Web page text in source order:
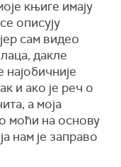
књиге имају
описују
сам видео
дакле
најобичније
и ако је реч о
а моја
моћи на основу
нам је заправо